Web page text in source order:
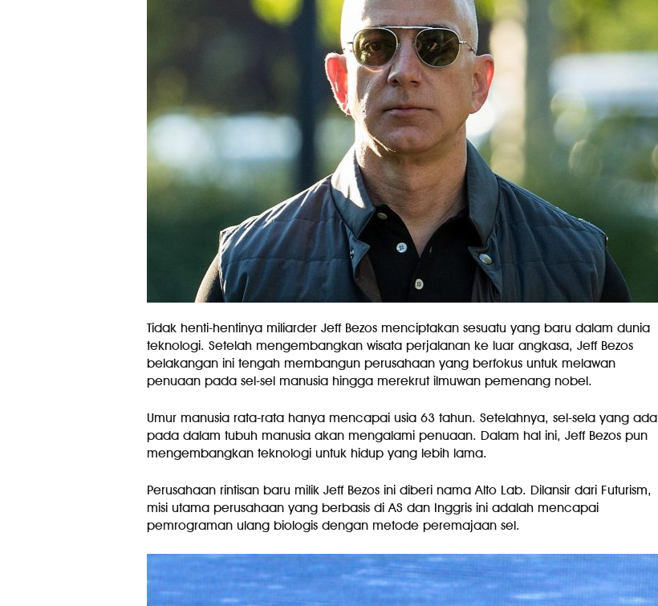
Tidak henti-hentinya miliarder Jeff Bezos menciptakan sesuatu yang baru dalam dunia
teknologi. Setelah mengembangkan wisata perjalanan ke luar angkasa, Jeff Bezos
belakangan ini tengah membangun perusahaan yang berfokus untuk melawan
penuaan pada sel-sel manusia hingga merekrut ilmuwan pemenang nobel.
Umur manusia rata-rata hanya mencapai usia 63 tahun. Setelahnya, sel-sela yang ada
pada dalam tubuh manusia akan mengalami penuaan. Dalam hal ini, Jeff Bezos pun
mengembangkan teknologi untuk hidup yang lebih lama.
Perusahaan rintisan baru milik Jeff Bezos ini diberi nama Alto Lab. Dilansir dari Futurism,
misi utama perusahaan yang berbasis di AS dan Inggris ini adalah mencapai
pemrograman ulang biologis dengan metode peremajaan sel.